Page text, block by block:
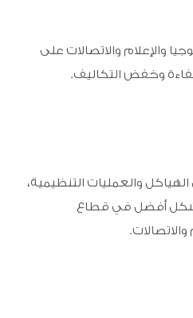
والإعلام والاتصالات على
وخفض التكاليف.
والعمليات التنظيمية،
بشكل أفضل في قطاع